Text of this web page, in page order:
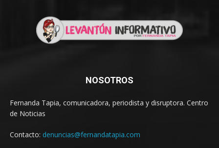
NOSOTROS
Fernanda Tapia, comunicadora, periodista y disruptora. Centro
de Noticias
Contacto: denuncias@fernandatapia.com